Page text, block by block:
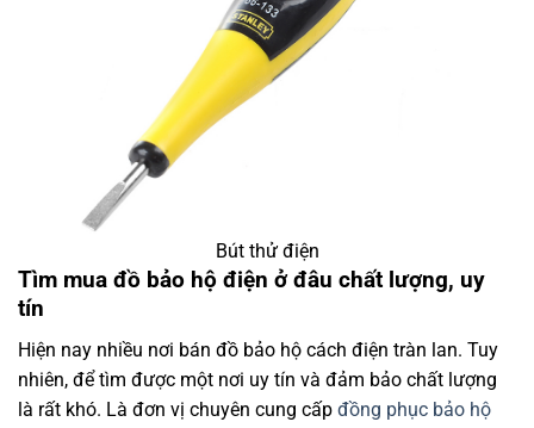
Bút thử điện
Tìm mua đồ bảo hộ điện ở đâu chất lượng, uy
tín
Hiện nay nhiều nơi bán đồ bảo hộ cách điện tràn lan. Tuy
nhiên, để tìm được một nơi uy tín và đảm bảo chất lượng
là rất khó. Là đơn vị chuyên cung cấp đồng phục bảo hộ